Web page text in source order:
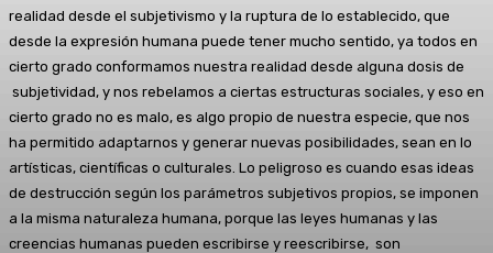
realidad desde el subjetivismo y la ruptura de lo establecido, que
desde la expresión humana puede tener mucho sentido, ya todos en
cierto grado conformamos nuestra realidad desde alguna dosis de
subjetividad, y nos rebelamos a ciertas estructuras sociales, y eso en
cierto grado no es malo, es algo propio de nuestra especie, que nos
ha permitido adaptarnos y generar nuevas posibilidades, sean en lo
artísticas, científicas o culturales. Lo peligroso es cuando esas ideas
de destrucción según los parámetros subjetivos propios, se imponen
a la misma naturaleza humana, porque las leyes humanas y las
creencias humanas pueden escribirse y reescribirse, son